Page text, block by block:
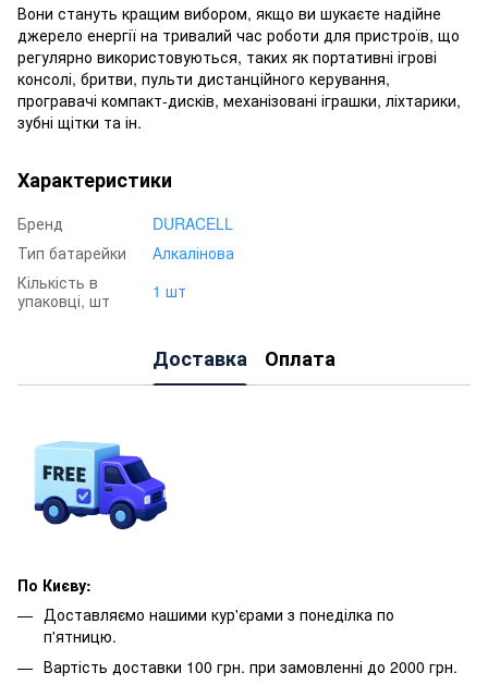
Вони стануть кращим вибором, якщо ви шукаєте надійне
джерело енергії на тривалий час роботи для пристроїв, що
регулярно використовуються, таких як портативні ігрові
консолі, бритви, пульти дистанційного керування,
програвачі компакт-дисків, механізовані іграшки, ліхтарики,
зубні щітки та ін.
Характеристики
Бренд
DURACELL
Тип батарейки
Алкалінова
Кількість в
упаковці, шт
1 шт
Доставка Оплата
По Києву:
Доставляємо нашими кур'єрами з понеділка по
п'ятницю.
Вартість доставки 100 грн. при замовленні до 2000 грн.